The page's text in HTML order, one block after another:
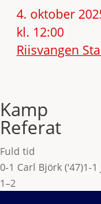
4. oktober
kl. 12:00
Riisvangen
Kamp
Referat
Fuld tid
0-1 Carl Björk ('47)1-1
1–2